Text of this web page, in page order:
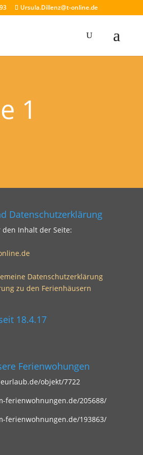
Ursula.Dillenz@t-online.de
1
Datenschutzerklärung
Inhalt der Seite:
Datenschutzerklärung
zu den Ferienhäusern
18.4.17
Ferienwohungen
objekt/7722
ferienwohnungen.de/205688/
ferienwohnungen.de/193863/